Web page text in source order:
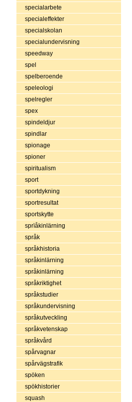
specialarbete
specialeffekter
specialskolan
specialundervisning
speedway
spel
spelberoende
speleologi
spelregler
spex
spindeldjur
spindlar
spionage
spioner
spiritualism
sport
sportdykning
sportresultat
sportskytte
sprïåkinlärning
språk
språkhistoria
språkinlärning
språkinlärning
språkriktighet
språkstudier
språkundervisning
språkutveckling
språkvetenskap
språkvård
spårvagnar
spårvägstrafik
spöken
spökhistorier
squash